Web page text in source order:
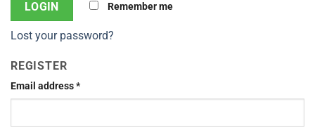
Remember me
Lost your password?
REGISTER
Email address*